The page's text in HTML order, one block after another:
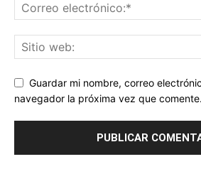
Guardar mi nombre, correo
navegador la próxima vez que comente.